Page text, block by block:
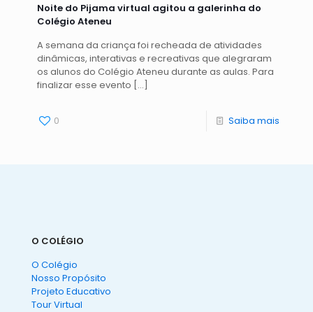
Noite do Pijama virtual agitou a galerinha do
Colégio Ateneu
A semana da criança foi recheada de atividades
dinâmicas, interativas e recreativas que alegraram
os alunos do Colégio Ateneu durante as aulas. Para
finalizar esse evento […]
0 Saiba mais
O COLÉGIO
O Colégio
Nosso Propósito
Projeto Educativo
Tour Virtual